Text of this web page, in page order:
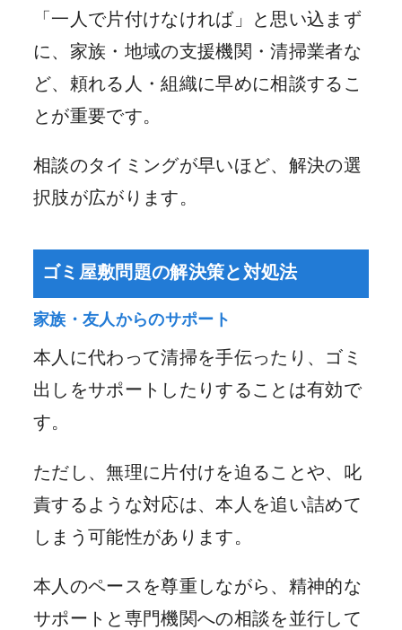
「一人で片付けなければ」と思い込まず
に、家族・地域の支援機関・清掃業者な
ど、頼れる人・組織に早めに相談するこ
とが重要です。
相談のタイミングが早いほど、解決の選
択肢が広がります。
ゴミ屋敷問題の解決策と対処法
家族・友人からのサポート
本人に代わって清掃を手伝ったり、ゴミ
出しをサポートしたりすることは有効で
す。
ただし、無理に片付けを迫ることや、叱
責するような対応は、本人を追い詰めて
しまう可能性があります。
本人のペースを尊重しながら、精神的な
サポートと専門機関への相談を並行して